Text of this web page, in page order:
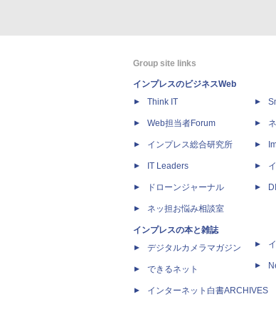
Group site links
インプレスのビジネスWeb
Think IT
Web担当者Forum
インプレス総合研究所
IT Leaders
ドローンジャーナル
ネッ担お悩み相談室
インプレスの本と雑誌
デジタルカメラマガジン
できるネット
インターネット白書ARCHIVES